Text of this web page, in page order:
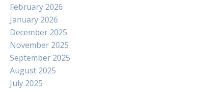
February 2026
January 2026
December 2025
November 2025
September 2025
August 2025
July 2025